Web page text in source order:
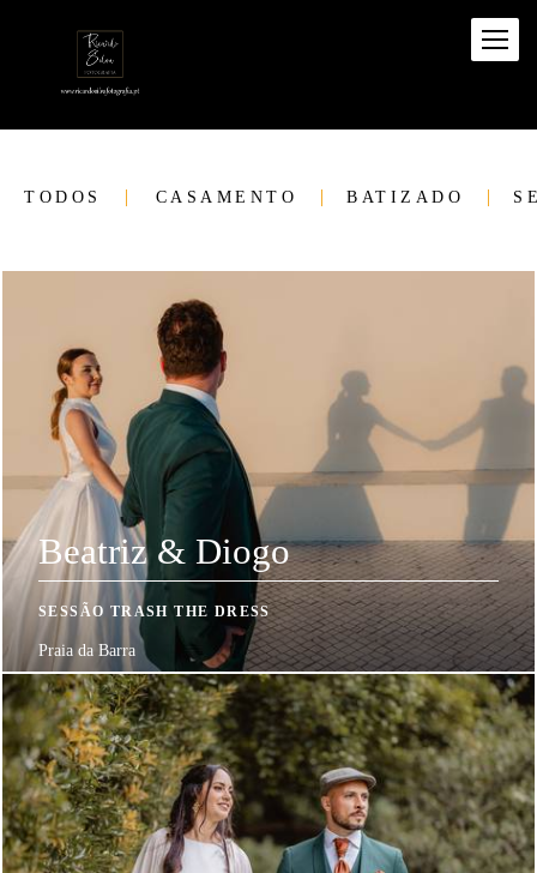
TODOS CASAMENTO BATIZADO
Beatriz & Diogo
SESSÃO TRASH THE DRESS
Praia da Barra